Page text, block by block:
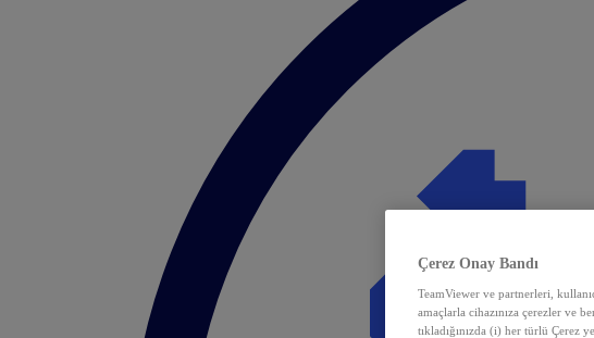
Çerez Onay Bandı
TeamViewer ve partnerleri,
amaçlarla cihazınıza çerezler ve
tıkladığınızda (i) her türlü Çerez